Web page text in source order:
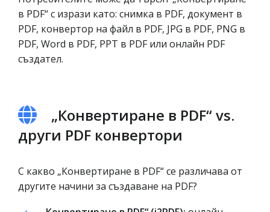
в PDF“ с изрази като: снимка в PDF, документ в
PDF, конвертор на файл в PDF, JPG в PDF, PNG в
PDF, Word в PDF, PPT в PDF или онлайн PDF
създател.
„Конвертиране в PDF“ vs.
други PDF конвертори
С какво „Конвертиране в PDF“ се различава от
другите начини за създаване на PDF?